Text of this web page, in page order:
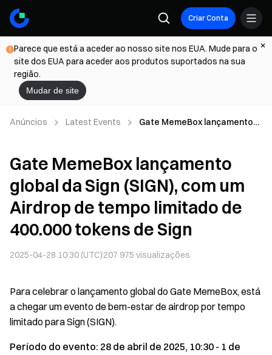
Criar Conta
Parece que está a aceder ao nosso site nos EUA. Mude para o
site dos EUA para aceder aos produtos suportados na sua
região.
Mudar de site
Anúncios Latest Events
Gate MemeBox lançamento
400.000 tokens de Sign
Gate MemeBox lançamento
global da Sign (SIGN), com um
Airdrop de tempo limitado de
400.000 tokens de Sign
2025-04-28 10:30 (UTC)207 975 visualizações
Para celebrar o lançamento global do Gate MemeBox, está
a chegar um evento de bem-estar de airdrop por tempo
limitado para Sign (SIGN).
Período do evento: 28 de abril de 2025, 10:30 - 1 de